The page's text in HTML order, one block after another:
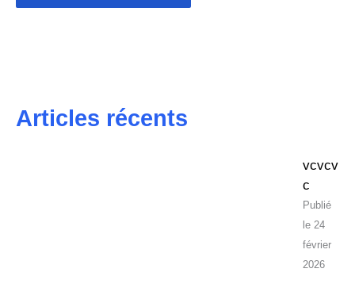
Articles récents
vcvcv
c
24
février
2026